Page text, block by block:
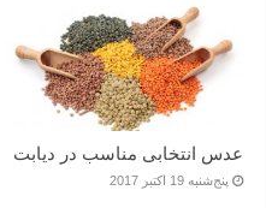
عدس انتخابی مناسب در دیابت
پنج‌شنبه 19 اکتبر 2017